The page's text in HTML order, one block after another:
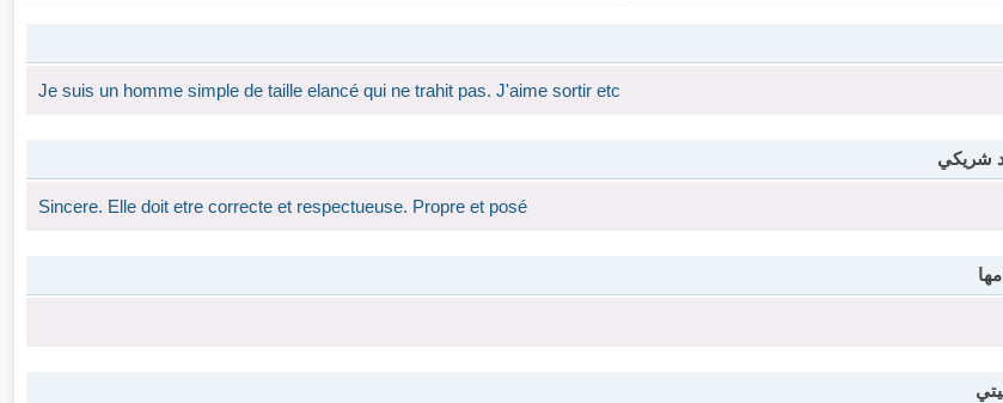
Je suis un homme simple de taille elancé qui ne trahit pas. J'aime sortir etc
شريكي
Sincere. Elle doit etre correcte et respectueuse. Propre et posé